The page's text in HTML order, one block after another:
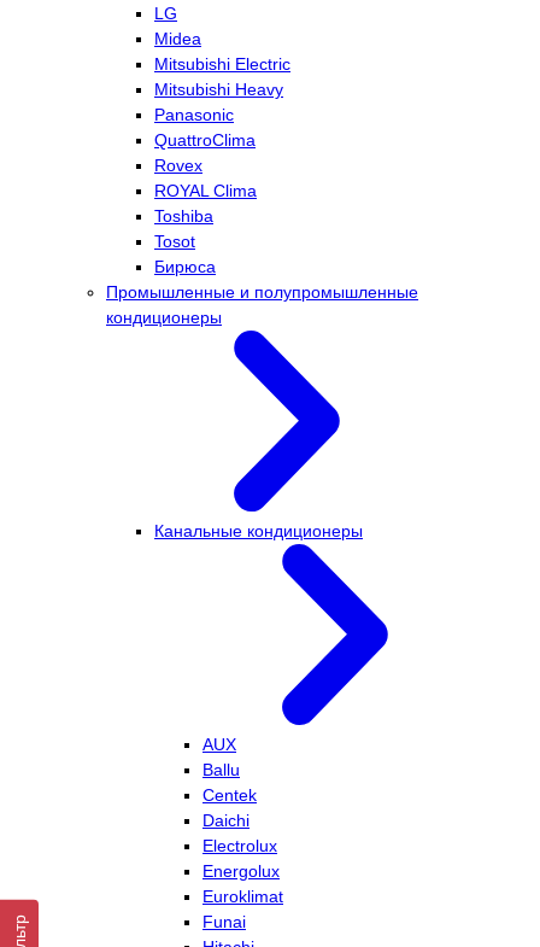
LG
Midea
Mitsubishi Electric
Mitsubishi Heavy
Panasonic
QuattroClima
Rovex
ROYAL Clima
Toshiba
Tosot
Бирюса
Промышленные и полупромышленные
кондиционеры
Канальные кондиционеры
AUX
Ballu
Centek
Daichi
Electrolux
Energolux
Euroklimat
Funai